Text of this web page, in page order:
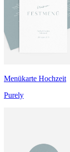
Menükarte Hochzeit
Purely